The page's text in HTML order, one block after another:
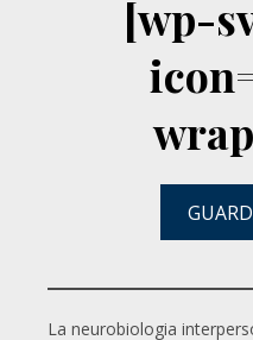
[wp-
La neurobiologia